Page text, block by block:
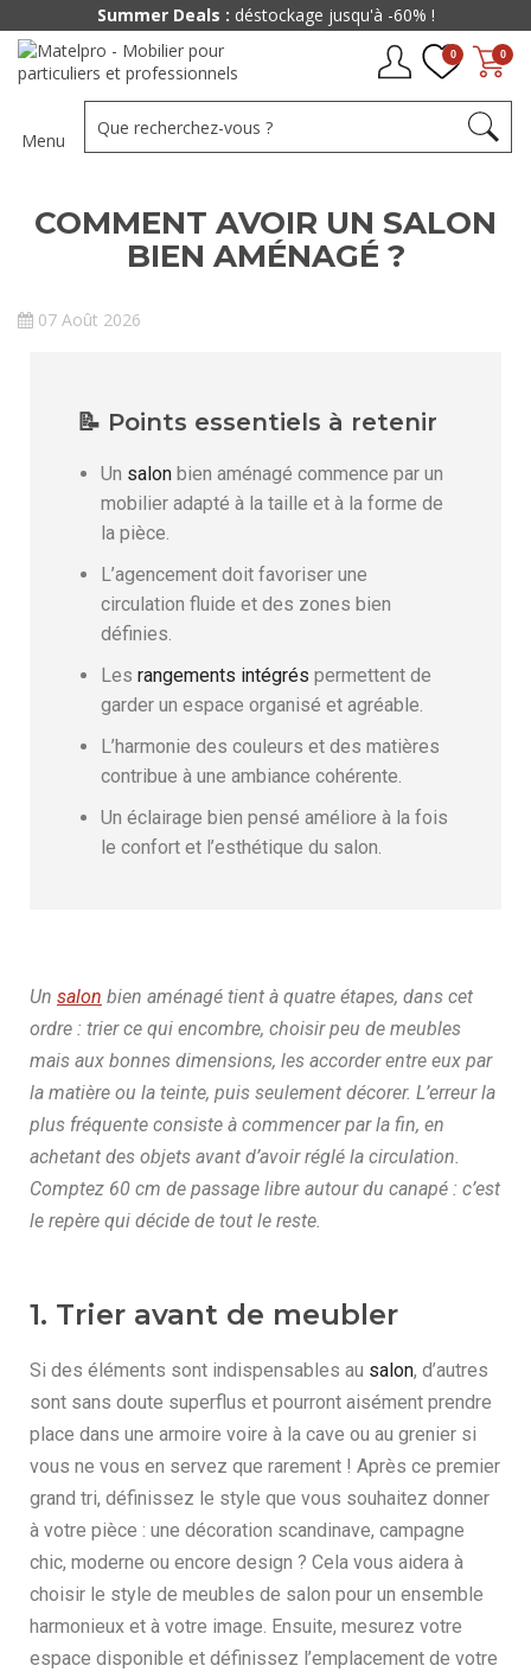
0
0
Menu
COMMENT AVOIR UN SALON
BIEN AMÉNAGÉ ?
07 Août 2026
📝 Points essentiels à retenir
Un salon bien aménagé commence par un
mobilier adapté à la taille et à la forme de
la pièce.
L’agencement doit favoriser une
circulation fluide et des zones bien
définies.
Les rangements intégrés permettent de
garder un espace organisé et agréable.
L’harmonie des couleurs et des matières
contribue à une ambiance cohérente.
Un éclairage bien pensé améliore à la fois
le confort et l’esthétique du salon.
Un salon bien aménagé tient à quatre étapes, dans cet
ordre : trier ce qui encombre, choisir peu de meubles
mais aux bonnes dimensions, les accorder entre eux par
la matière ou la teinte, puis seulement décorer. L’erreur la
plus fréquente consiste à commencer par la fin, en
achetant des objets avant d’avoir réglé la circulation.
Comptez 60 cm de passage libre autour du canapé : c’est
le repère qui décide de tout le reste.
1. Trier avant de meubler
Si des éléments sont indispensables au salon, d’autres
sont sans doute superflus et pourront aisément prendre
place dans une armoire voire à la cave ou au grenier si
vous ne vous en servez que rarement ! Après ce premier
grand tri, définissez le style que vous souhaitez donner
à votre pièce : une décoration scandinave, campagne
chic, moderne ou encore design ? Cela vous aidera à
choisir le style de meubles de salon pour un ensemble
harmonieux et à votre image. Ensuite, mesurez votre
espace disponible et définissez l’emplacement de votre
Summer Deals : déstockage jusqu'à -60% !